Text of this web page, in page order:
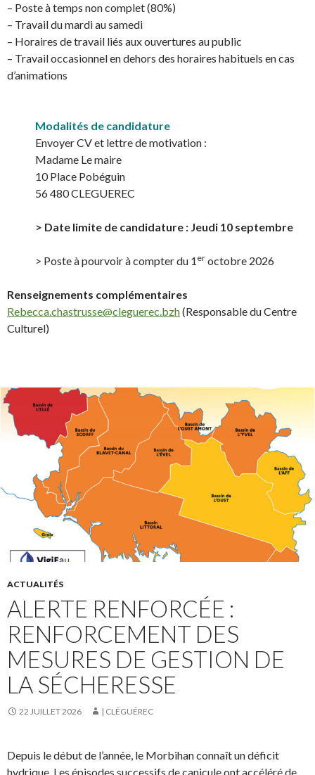
– Poste à temps non complet (80%)
– Travail du mardi au samedi
– Horaires de travail liés aux ouvertures au public
– Travail occasionnel en dehors des horaires habituels en cas
d’animations
Modalités de candidature
Envoyer CV et lettre de motivation :
Madame Le maire
10 Place Pobéguin
56 480 CLEGUEREC
> Date limite de candidature : Jeudi 10 septembre
> Poste à pourvoir à compter du 1 er octobre 2026
Renseignements complémentaires
Rebecca.chastrusse@cleguerec.bzh(Responsable du Centre
Culturel)
ACTUALITÉS
ALERTE RENFORCÉE :
RENFORCEMENT DES
MESURES DE GESTION DE
LA SÉCHERESSE
22 JUILLET 2026 | CLÉGUÉREC
Depuis le début de l’année, le Morbihan connaît un déficit
hydrique. Les épisodes successifs de canicule ont accéléré de